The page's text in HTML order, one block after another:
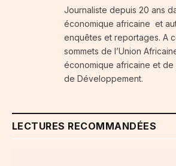
Journaliste depuis 20 ans
économique africaine et
enquêtes et reportages. A
sommets de l’Union
économique africaine et de
de Développement.
LECTURES RECOMMANDÉES